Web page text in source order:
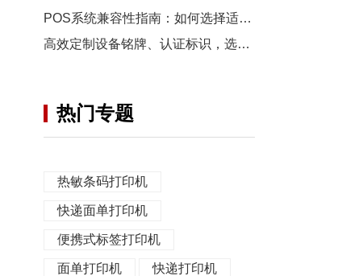
POS系统兼容性指南：如何选择适配的小票打印机？
高效定制设备铭牌、认证标识，选汉印热转印打印机！
热门专题
热敏条码打印机
快递面单打印机
便携式标签打印机
面单打印机 快递打印机